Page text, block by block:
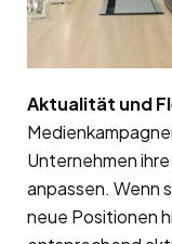
Aktualität und
Unternehmen
anpassen. Wenn
neue Positionen